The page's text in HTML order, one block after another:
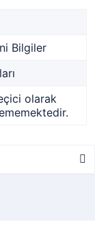
Bilgiler
olarak